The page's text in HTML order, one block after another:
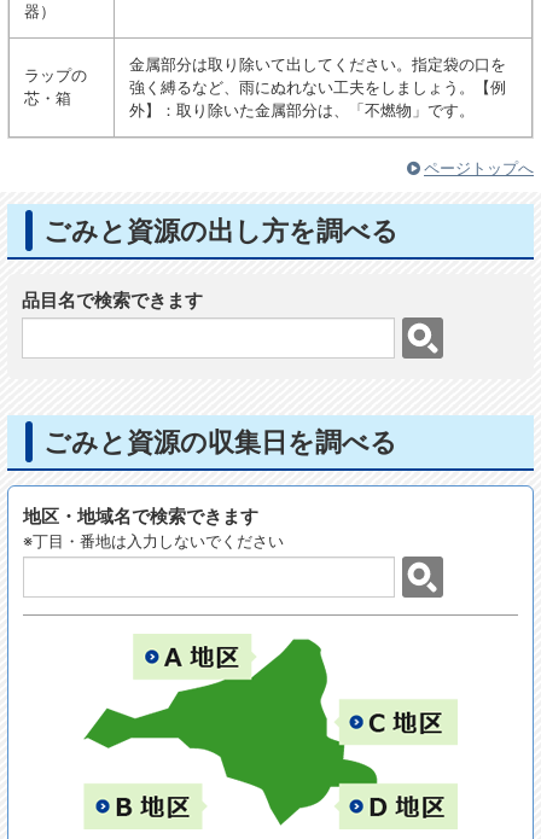
器）
ラップの
芯・箱
金属部分は取り除いて出してください。指定袋の口を
強く縛るなど、雨にぬれない工夫をしましょう。【例
外】：取り除いた金属部分は、「不燃物」です。
ページトップへ
ごみと資源の出し方を調べる
品目名で検索できます
ごみと資源の収集日を調べる
地区・地域名で検索できます
※丁目・番地は入力しないでください